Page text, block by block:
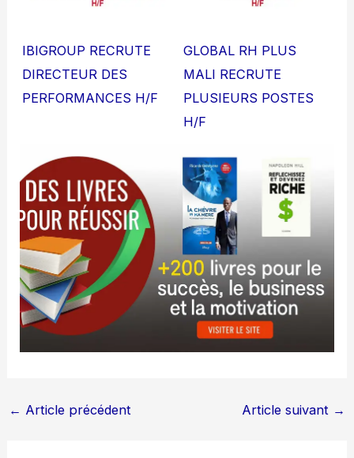
IBIGROUP RECRUTE
DIRECTEUR DES
PERFORMANCES H/F
GLOBAL RH PLUS
MALI RECRUTE
PLUSIEURS POSTES
H/F
← Article précédent Article suivant →